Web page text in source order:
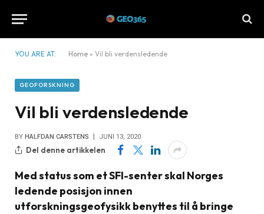
YOU ARE AT: Home » Vil bli verdensledende
GEOFORSKNING
Vil bli verdensledende
BY HALFDAN CARSTENS JUNI 13, 2020
Del denne artikkelen
Med status som et SFI-senter skal Norges
ledende posisjon innen
utforskningsgeofysikk benyttes til å bringe